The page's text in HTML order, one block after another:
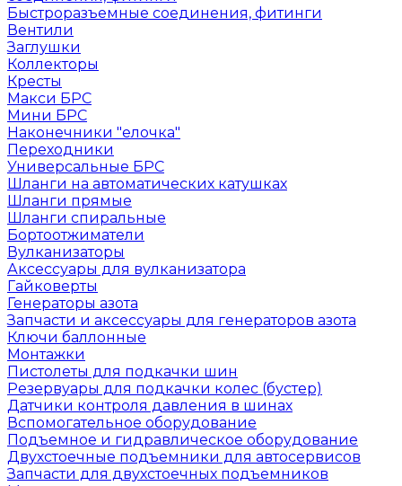
Быстроразъемные соединения, фитинги
Вентили
Заглушки
Коллекторы
Кресты
Макси БРС
Мини БРС
Наконечники "елочка"
Переходники
Универсальные БРС
Шланги на автоматических катушках
Шланги прямые
Шланги спиральные
Бортоотжиматели
Вулканизаторы
Аксессуары для вулканизатора
Гайковерты
Генераторы азота
Запчасти и аксессуары для генераторов азота
Ключи баллонные
Монтажки
Пистолеты для подкачки шин
Резервуары для подкачки колес (бустер)
Датчики контроля давления в шинах
Вспомогательное оборудование
Подъемное и гидравлическое оборудование
Двухстоечные подъемники для автосервисов
Запчасти для двухстоечных подъемников